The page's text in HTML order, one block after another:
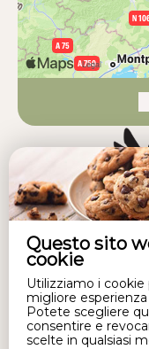
Questo sito
cookie
Utilizziamo i cookie
migliore
Potete scegliere
consentire e
scelte in qualsiasi